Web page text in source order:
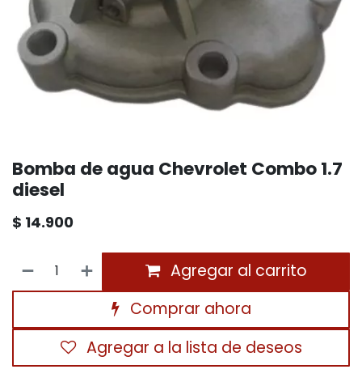
Bomba de agua Chevrolet Combo 1.7
diesel
$ 14.900
Agregar al carrito
Comprar ahora
Agregar a la lista de deseos